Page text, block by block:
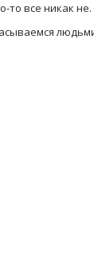
то все никак не.
ансамбля